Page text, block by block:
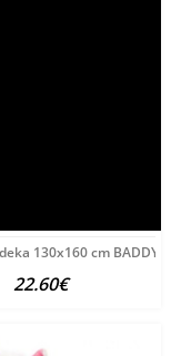
130x160 cm BADDY
22.60€